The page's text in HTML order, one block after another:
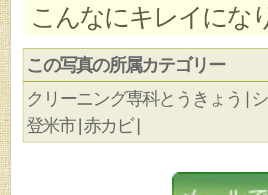
こんなにキレイにな
この写真の所属カテゴリー
クリーニング専科とうきょう | シ
登米市 | 赤カビ |